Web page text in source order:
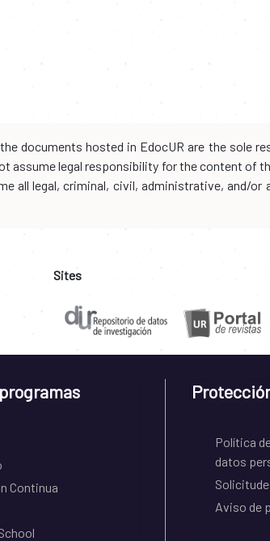
documents hosted in EdocUR are the
assume legal responsibility for the content of
all legal, criminal, civil, administrative, and/
Sites
Continua
Política
datos
Aviso de